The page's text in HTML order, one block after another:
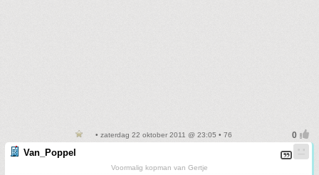
• zaterdag 22 oktober 2011 @ 23:05 • 76
Van_Poppel
Voormalig kopman van Gertje